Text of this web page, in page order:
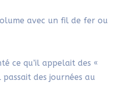
avec un fil de fer ou
ce qu’il appelait des «
passait des journées au